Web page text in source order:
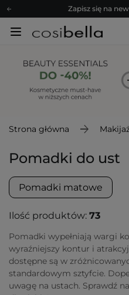
Zapisz się na
Bezpłatne
Poleć nas i zyskaj
Zapisz się na
Strona główna
Pomadki do ust
Pomadki matowe
Ilość produktów: 73
Pomadki wypełniają wargi
wyraźniejszy kontur i
dostępne są w
standardowym sztyfcie.
uwagę na ustach. Sprawdź